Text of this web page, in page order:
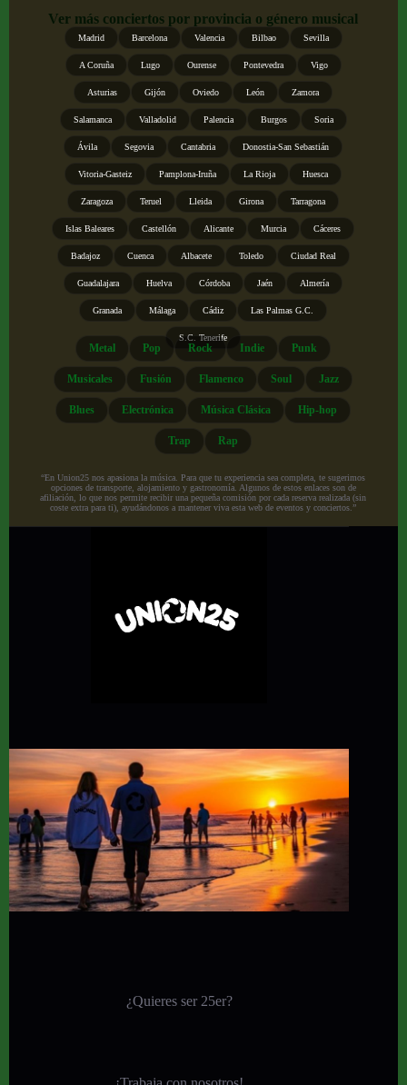
Ver más conciertos por provincia o género musical
Madrid Barcelona Valencia Bilbao Sevilla
A Coruña Lugo Ourense Pontevedra Vigo
Asturias Gijón Oviedo León Zamora
Salamanca Valladolid Palencia Burgos Soria
Ávila Segovia Cantabria Donostia-San Sebastián
Vitoria-Gasteiz Pamplona-Iruña La Rioja Huesca
Zaragoza Teruel Lleida Girona Tarragona
Islas Baleares Castellón Alicante Murcia Cáceres
Badajoz Cuenca Albacete Toledo Ciudad Real
Guadalajara Huelva Córdoba Jaén Almería
Granada Málaga Cádiz Las Palmas G.C.
S.C. Tenerife
Metal Pop Rock Indie Punk
Musicales Fusión Flamenco Soul Jazz
Blues Electrónica Música Clásica Hip-hop
Trap Rap
“En Union25 nos apasiona la música. Para que tu experiencia sea completa, te sugerimos
opciones de transporte, alojamiento y gastronomía. Algunos de estos enlaces son de
afiliación, lo que nos permite recibir una pequeña comisión por cada reserva realizada (sin
coste extra para ti), ayudándonos a mantener viva esta web de eventos y conciertos.”
¿Quieres ser 25er?